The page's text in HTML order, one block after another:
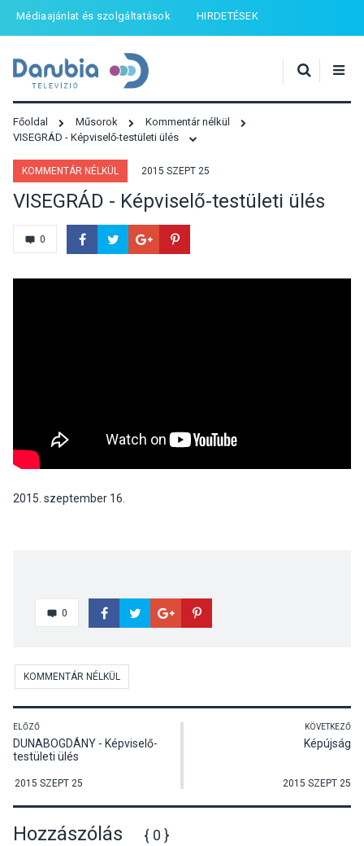
Médiaajánlat és szolgáltatások HIRDETÉSEK
Főoldal Műsorok
Kommentár nélkül
VISEGRÁD - Képviselő-testületi ülés
KOMMENTÁR NÉLKÜL 2015 SZEPT 25
VISEGRÁD - Képviselő-testületi ülés
0
2015. szeptember 16.
0
KOMMENTÁR NÉLKÜL
ELŐZŐ
DUNABOGDÁNY - Képviselő-
testületi ülés
2015 SZEPT 25
KÖVETKEZŐ
Képújság
2015 SZEPT 25
Hozzászólás { 0 }